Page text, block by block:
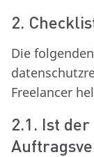
2.
Die
Freelancer
2.1. Ist